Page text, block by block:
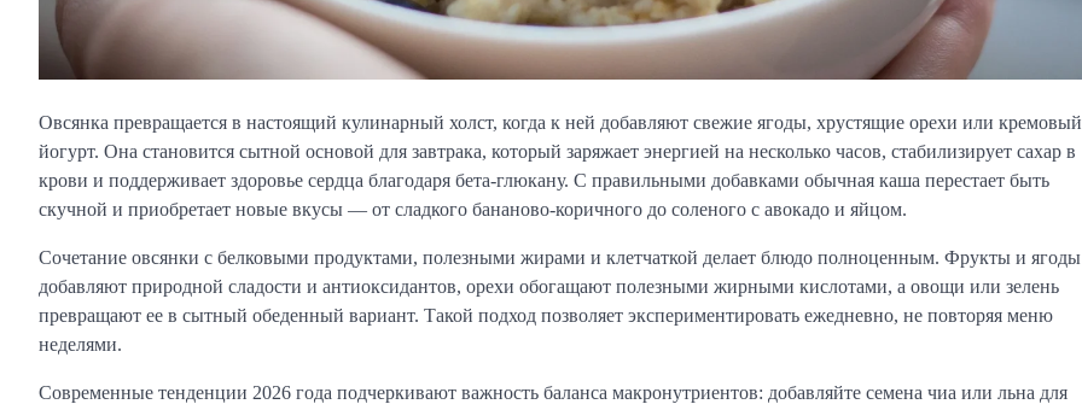
Овсянка превращается в настоящий кулинарный холст, когда к ней добавляют свежие ягоды, хрустящие орехи или кремовый
йогурт. Она становится сытной основой для завтрака, который заряжает энергией на несколько часов, стабилизирует сахар в
крови и поддерживает здоровье сердца благодаря бета-глюкану. С правильными добавками обычная каша перестает быть
скучной и приобретает новые вкусы — от сладкого бананово-коричного до соленого с авокадо и яйцом.
Сочетание овсянки с белковыми продуктами, полезными жирами и клетчаткой делает блюдо полноценным. Фрукты и ягоды
добавляют природной сладости и антиоксидантов, орехи обогащают полезными жирными кислотами, а овощи или зелень
превращают ее в сытный обеденный вариант. Такой подход позволяет экспериментировать ежедневно, не повторяя меню
неделями.
Современные тенденции 2026 года подчеркивают важность баланса макронутриентов: добавляйте семена чиа или льна для